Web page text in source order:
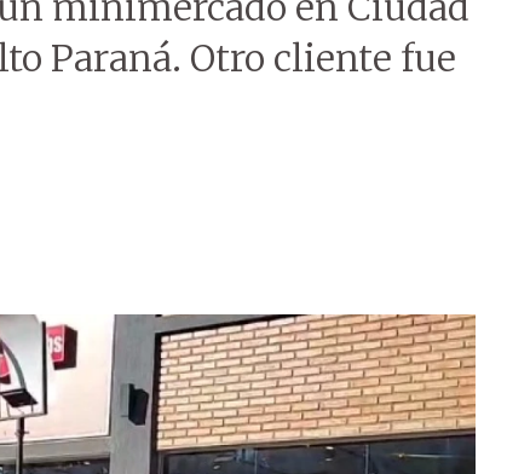
Paraná. Otro cliente fue